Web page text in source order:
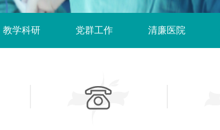
教学科研 党群工作 清廉医院